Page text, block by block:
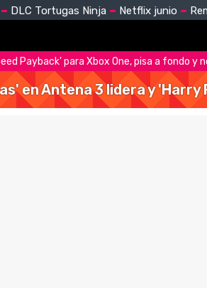
DLC Tortugas Ninja Netflix junio
Payback' para Xbox One, pisa a fondo y
en Antena 3 lidera y